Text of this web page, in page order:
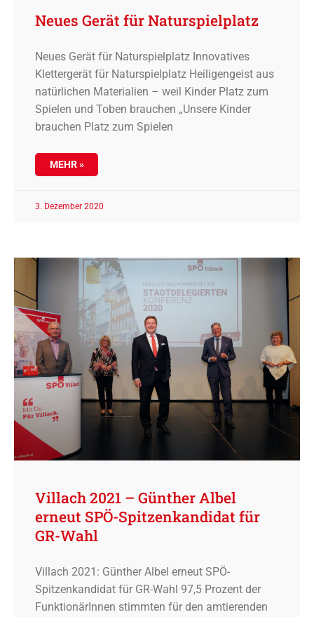
Neues Gerät für Naturspielplatz
Neues Gerät für Naturspielplatz Innovatives
Klettergerät für Naturspielplatz Heiligengeist aus
natürlichen Materialien – weil Kinder Platz zum
Spielen und Toben brauchen „Unsere Kinder
brauchen Platz zum Spielen
MEHR »
3. Dezember 2020
Villach 2021 – Günther Albel
erneut SPÖ-Spitzenkandidat für
GR-Wahl
Villach 2021: Günther Albel erneut SPÖ-
Spitzenkandidat für GR-Wahl 97,5 Prozent der
FunktionärInnen stimmten für den amtierenden